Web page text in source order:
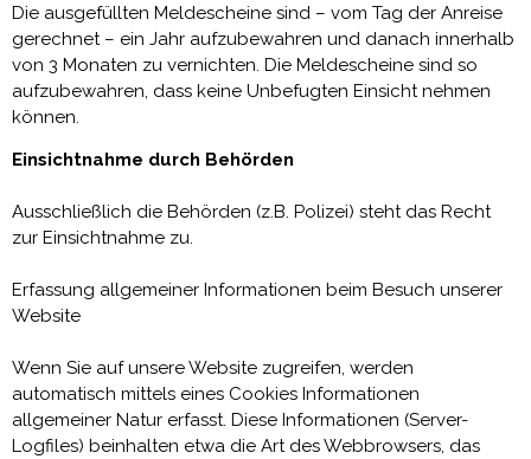
Die ausgefüllten Meldescheine sind – vom Tag der Anreise
gerechnet – ein Jahr aufzubewahren und danach innerhalb
von 3 Monaten zu vernichten. Die Meldescheine sind so
aufzubewahren, dass keine Unbefugten Einsicht nehmen
können.
Einsichtnahme durch Behörden
Ausschließlich die Behörden (z.B. Polizei) steht das Recht
zur Einsichtnahme zu.
Erfassung allgemeiner Informationen beim Besuch unserer
Website
Wenn Sie auf unsere Website zugreifen, werden
automatisch mittels eines Cookies Informationen
allgemeiner Natur erfasst. Diese Informationen (Server-
Logfiles) beinhalten etwa die Art des Webbrowsers, das